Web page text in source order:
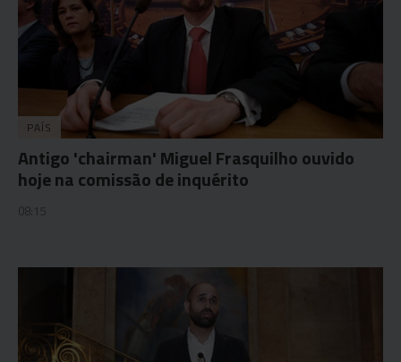
PAÍS
Antigo 'chairman' Miguel Frasquilho ouvido
hoje na comissão de inquérito
08:15